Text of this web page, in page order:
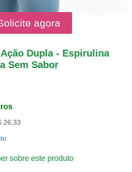
agora
Dupla - Espirulina
Sem Sabor
26,33
sobre este produto